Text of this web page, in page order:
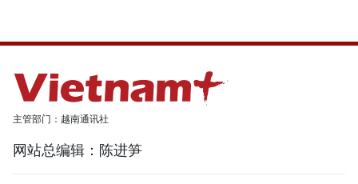
主管部门：越南通讯社
网站总编辑：陈进笋